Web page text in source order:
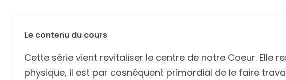
Le contenu du cours
Cette série vient revitaliser le centre de notre Coeur. Elle
physique, il est par cosnéquent primordial de le faire